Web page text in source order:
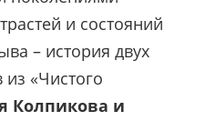
и состояний
– история двух
из «Чистого
Колпикова и